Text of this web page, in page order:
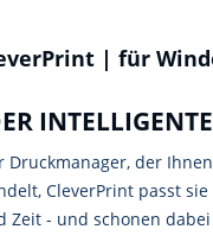
| für
der
CleverPrint passt
Zeit - und schonen